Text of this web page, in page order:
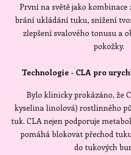
První na světě jako
brání ukládání tuku, snížení
zlepšení svalového tonusu a
pokožky.
Technologie - CLA pro
Bylo klinicky prokázáno, že
kyselina linolová) rostlinného
tuk. CLA nejen podporuje
pomáhá blokovat přechod
do tukových